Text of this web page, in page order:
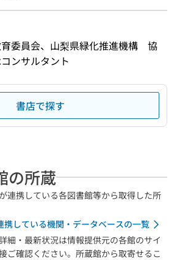
委員会、山梨県緑化推進機構　協
ンサルタント
書店で探す
の所蔵
連携している各図書館等から取得した所
携している機関・データベースの一覧
細・最新状況は情報提供元の各館のサイ
ご確認ください。所蔵館から取寄せるこ